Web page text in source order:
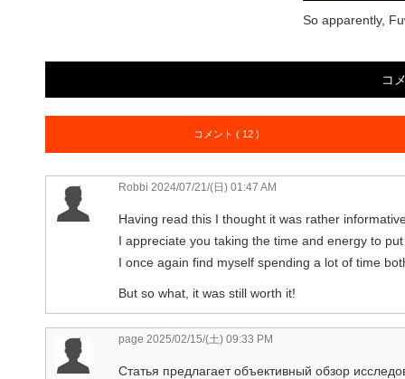
So apparently,
コ
コメント ( 12 )
Robbi 2024/07/21/(日) 01:47 AM
Having read this I thought it was rather
I appreciate you taking the time and energy to
I once again find myself spending a lot of time
But so what, it was still worth it!
page 2025/02/15/(土) 09:33 PM
Статья предлагает объективный обзор